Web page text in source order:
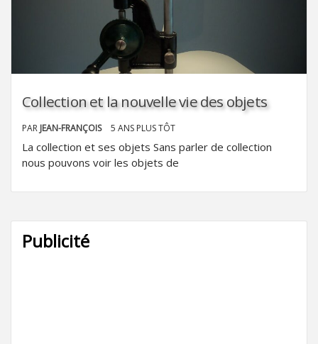
Collection et la nouvelle vie des objets
PAR JEAN-FRANÇOIS 5 ANS PLUS TÔT
La collection et ses objets Sans parler de collection
nous pouvons voir les objets de
Publicité